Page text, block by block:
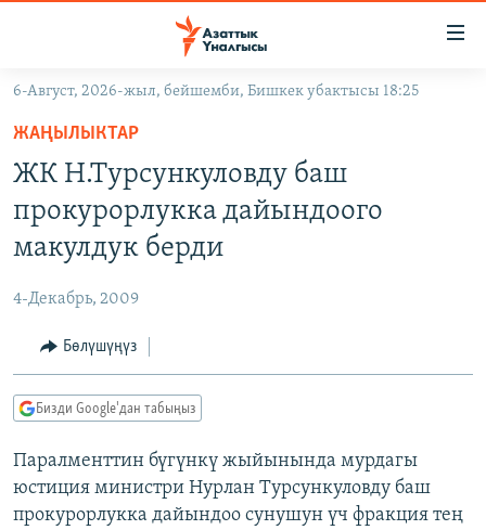
Навигацияга
өтүңүз
Издөөгө
салыңызКЫРГЫЗСТАН
МАДАНИЯТ
УКРАИНА
ТВ ПРОГРАММАЛАР
БҮГҮН АЗАТТЫКТА
ДАНИСТЕ
ПОДКАСТ
6-Август, 2026-жыл, бейшемби, Бишкек убактысы 18:25
ЖАҢЫЛЫКТАР
ЖК Н.Турсункуловду баш
прокурорлукка дайындоого
макулдук берди
4-Декабрь, 2009
Бөлүшүңүз
Бизди Google'дан табыңыз
Паралменттин бүгүнкү жыйынында мурдагы
юстиция министри Нурлан Турсункуловду баш
прокурорлукка дайындоо сунушун үч фракция тең